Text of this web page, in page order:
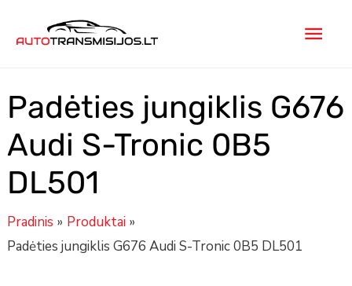
prie
Padėties jungiklis G676
Audi S-Tronic 0B5
DL501
Pradinis
Produktai
Padėties jungiklis G676 Audi S-Tronic 0B5 DL501